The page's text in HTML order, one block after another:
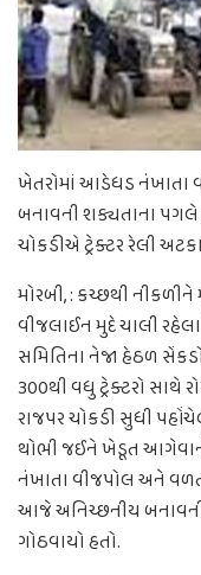
ખેતરોમાં આડેધડ નંખાતા
બનાવની શક્યતાના પગલે
ચોકડીએ ટ્રેક્ટર રેલી
મોરબી, : કચ્છથી નીકળીને
વીજલાઈન મુદે ચાલી
સમિતિના નેજા હેઠળ
300થી વધુ ટ્રેક્ટરો સાથે
રાજપર ચોકડી સુધી
થોભી જઈને ખેડૂત
નંખાતા વીજપોલ અને
આજે અનિચ્છનીય
ગોઠવાયો હતો.